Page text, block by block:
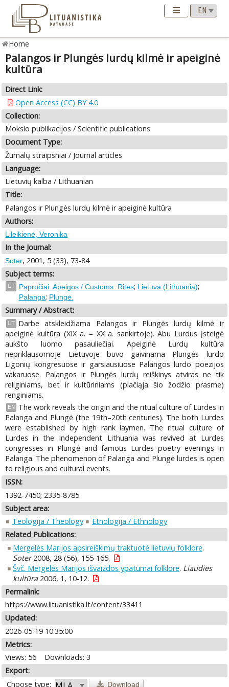
Home
Palangos ir Plungės lurdų kilmė ir apeiginė
kultūra
Direct Link:
Open Access (CC) BY 4.0
Collection:
Mokslo publikacijos / Scientific publications
Document Type:
Žurnalų straipsniai / Journal articles
Language:
Lietuvių kalba / Lithuanian
Title:
Palangos ir Plungės lurdų kilmė ir apeiginė kultūra
Authors:
Lileikienė, Veronika
In the Journal:
Soter, 2001, 5 (33), 73-84
Subject terms:
LT Papročiai. Apeigos / Customs. Rites; Lietuva (Lithuania);
Palanga; Plungė.
Summary / Abstract:
LT
Darbe atskleidžiama Palangos ir Plungės lurdų kilmė ir
apeiginė kultūra (XIX a. – XX a. sankirtoje). Abu Lurdus įsteigė
aukšto luomo pasauliečiai. Apeiginė Lurdų kultūra
nepriklausomoje Lietuvoje buvo gaivinama Plungės lurdo
Ligonių kongresuose ir garsiausiuose Palangos lurdo poezijos
vakaruose. Palangos ir Plungės lurdų reiškinys atviras ne tik
religiniams, bet ir kultūriniams (plačiąja šio žodžio prasme)
renginiams.
EN
The work reveals the origin and the ritual culture of Lurdes in
Palanga and Plungė (the 19th–20th centuries). The both Lurdes
were established by high rank laymen. The ritual culture of
Lurdes in the Independent Lithuania was revived at Lurdes
congresses in Plungė and famous Lurdes poetry evenings in
Palanga. The phenomenon of Palanga and Plungė lurdes is open
to religious and cultural events.
ISSN:
1392-7450; 2335-8785
Subject area:
Teologija / Theology
Etnologija / Ethnology
Related Publications:
Mergelės Marijos apsireiškimų traktuotė lietuvių folklore.
Soter2008, 28 (56), 155-165.
Švč. Mergelės Marijos išvaizdos ypatumai folklore. Liaudies
kultūra2006, 1, 10-12.
Permalink:
https://www.lituanistika.lt/content/33411
Updated:
2026-05-19 10:35:00
Metrics:
Views: 56
Downloads: 3
Export:
Choose type:
Download